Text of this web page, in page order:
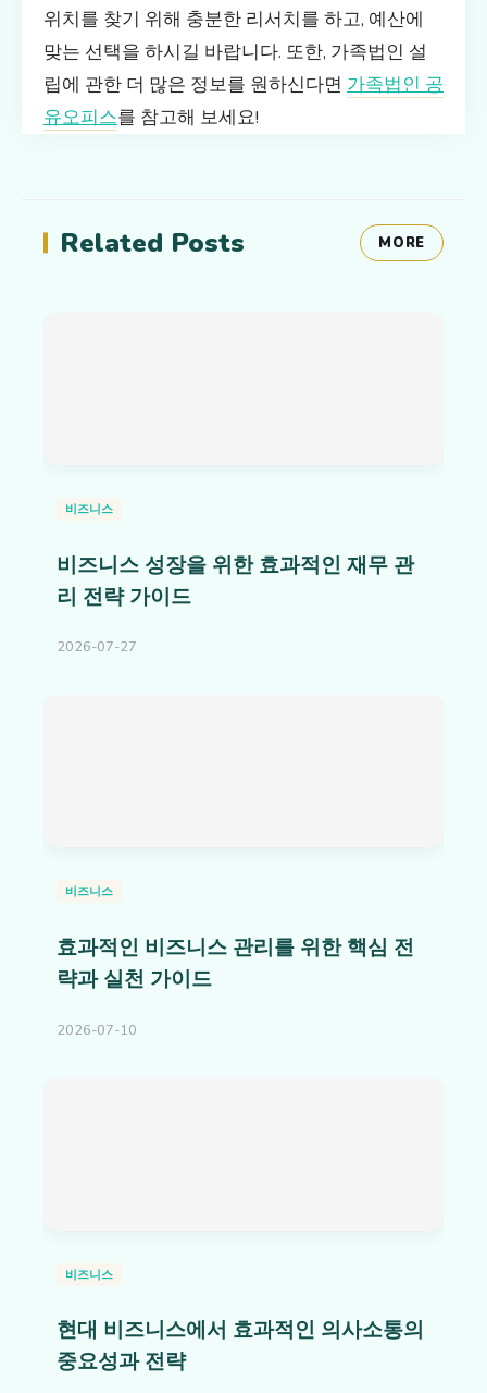
위치를 찾기 위해 충분한 리서치를 하고, 예산에
맞는 선택을 하시길 바랍니다. 또한, 가족법인 설
립에 관한 더 많은 정보를 원하신다면 가족법인 공
유오피스를 참고해 보세요!
Related Posts MORE
비즈니스
비즈니스 성장을 위한 효과적인 재무 관
리 전략 가이드
2026-07-27
비즈니스
효과적인 비즈니스 관리를 위한 핵심 전
략과 실천 가이드
2026-07-10
비즈니스
현대 비즈니스에서 효과적인 의사소통의
중요성과 전략